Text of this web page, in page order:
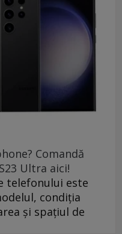
Comandă
Ultra aici!
telefonului este
condiția
și spațiul de